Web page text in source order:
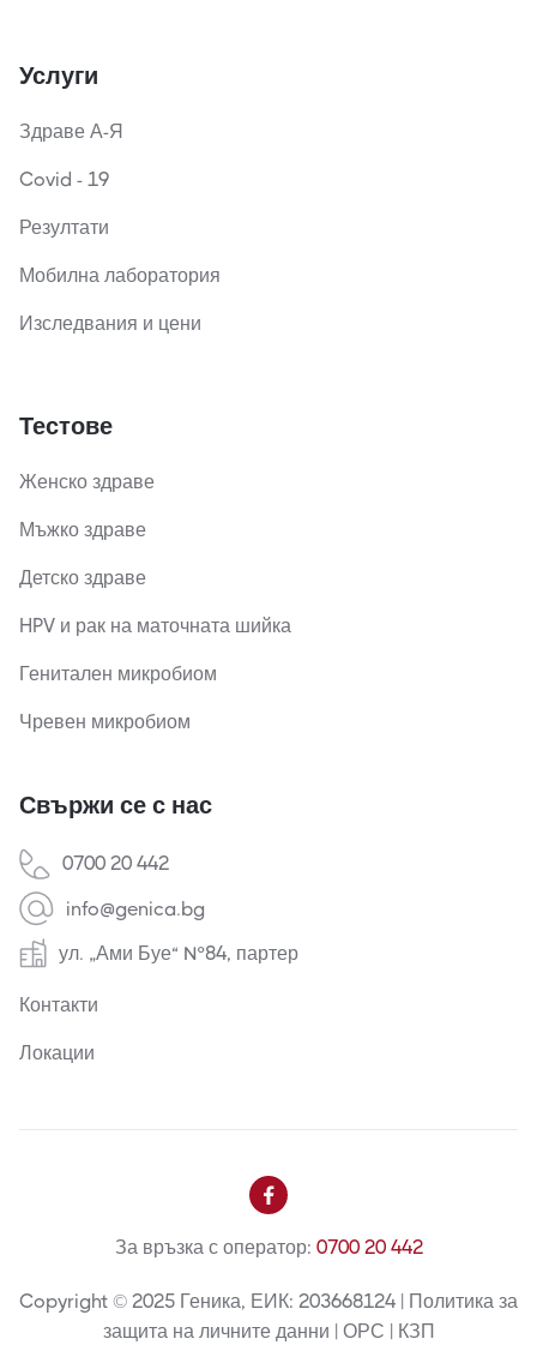
Услуги
Здраве А-Я
Covid - 19
Резултати
Мобилна лаборатория
Изследвания и цени
Тестове
Женско здраве
Мъжко здраве
Детско здраве
HPV и рак на маточната шийка
Генитален микробиом
Чревен микробиом
Свържи се с нас
0700 20 442
info@genica.bg
ул. „Ами Буе“ №84, партер
Контакти
Локации
Copyright © 2025 Геника, ЕИК: 203668124 | Политика за
защита на личните данни | ОРС | КЗП
За връзка с оператор: 0700 20 442
